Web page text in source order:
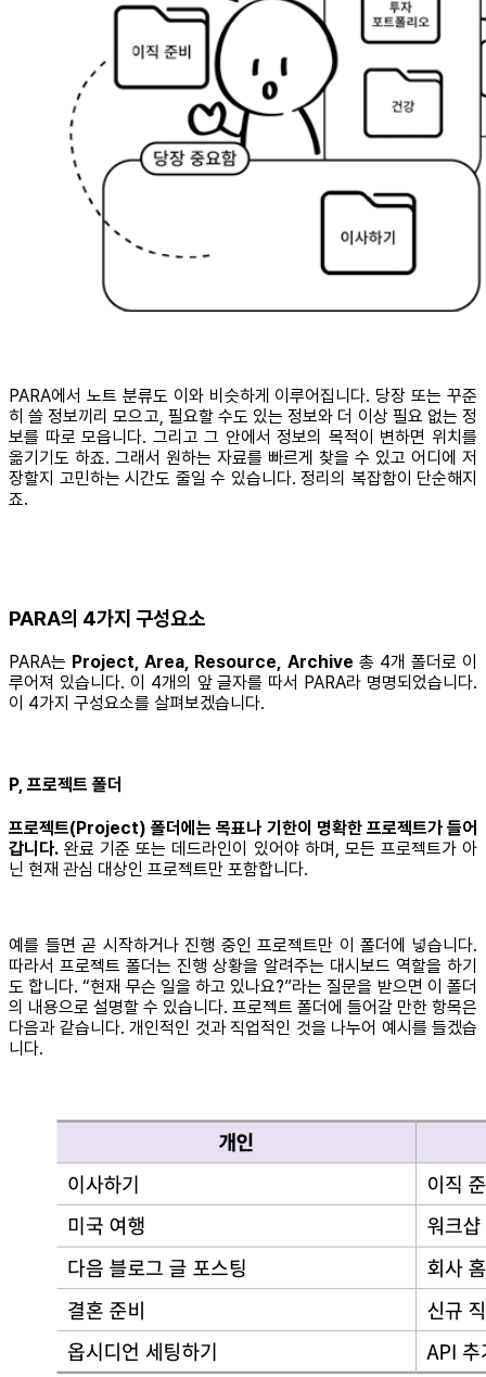
PARA에서 노트 분류도 이와 비슷하게 이루어집니다. 당장 또는 꾸준
히 쓸 정보끼리 모으고, 필요할 수도 있는 정보와 더 이상 필요 없는 정
보를 따로 모읍니다. 그리고 그 안에서 정보의 목적이 변하면 위치를
옮기기도 하죠. 그래서 원하는 자료를 빠르게 찾을 수 있고 어디에 저
장할지 고민하는 시간도 줄일 수 있습니다. 정리의 복잡함이 단순해지
죠.
PARA의 4가지 구성요소
PARA는 Project, Area, Resource, Archive 총 4개 폴더로 이
루어져 있습니다. 이 4개의 앞 글자를 따서 PARA라 명명되었습니다.
이 4가지 구성요소를 살펴보겠습니다.
P, 프로젝트 폴더
프로젝트(Project) 폴더에는 목표나 기한이 명확한 프로젝트가 들어
갑니다. 완료 기준 또는 데드라인이 있어야 하며, 모든 프로젝트가 아
닌 현재 관심 대상인 프로젝트만 포함합니다.
예를 들면 곧 시작하거나 진행 중인 프로젝트만 이 폴더에 넣습니다.
따라서 프로젝트 폴더는 진행 상황을 알려주는 대시보드 역할을 하기
도 합니다. “현재 무슨 일을 하고 있나요?”라는 질문을 받으면 이 폴더
의 내용으로 설명할 수 있습니다. 프로젝트 폴더에 들어갈 만한 항목은
다음과 같습니다. 개인적인 것과 직업적인 것을 나누어 예시를 들겠습
니다.